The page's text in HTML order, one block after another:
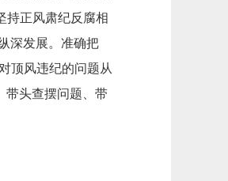
持正风肃纪反腐相
深发展。准确把
顶风违纪的问题从
带头查摆问题、带